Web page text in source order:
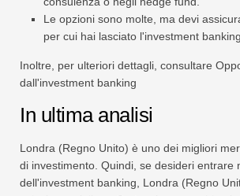
Le opzioni sono molte, ma devi
per cui hai lasciato l'investment
Inoltre, per ulteriori dettagli, consultare
dall'investment banking
In ultima analisi
Londra (Regno Unito) è uno dei migliori
di investimento. Quindi, se desideri entrare
dell'investment banking, Londra (Regno